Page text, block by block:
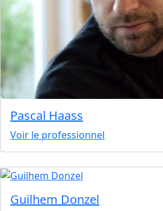
Pascal Haass
Voir le professionnel
Guilhem Donzel